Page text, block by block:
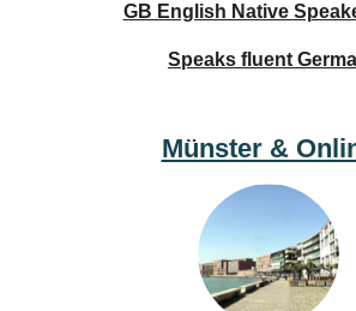
GB English Native
Speaks fluent
Münster &